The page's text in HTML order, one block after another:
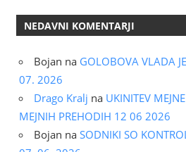
NEDAVNI KOMENTARJI
Bojan na GOLOBOVA VLADA
07. 2026
Drago Kralj na UKINITEV
MEJNIH PREHODIH 12 06 2026
Bojan na SODNIKI SO